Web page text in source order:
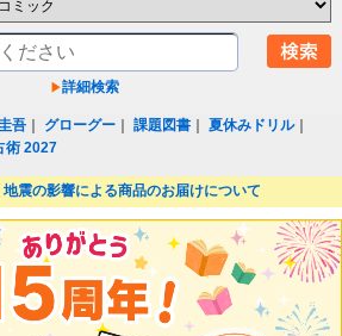
詳細検索
吾 グローグー ｜課題図書 ｜夏休みドリル｜
術 2027
地震の影響による商品のお届けについて